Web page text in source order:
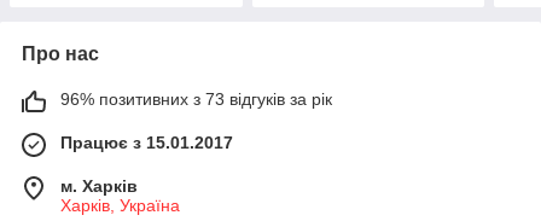
Про нас
96% позитивних з 73 відгуків за рік
Працює з 15.01.2017
м. Харків
Харків, Україна